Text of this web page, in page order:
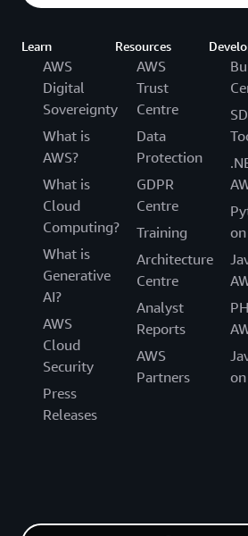
Learn
AWS
Digital
Sovereignty
What is
AWS?
What is
Cloud
Computing?
What is
Generative
AI?
AWS
Cloud
Security
Press
Releases
Resources
AWS
Trust
Centre
Data
Protection
GDPR
Centre
Training
Architecture
Centre
Analyst
Reports
AWS
Partners